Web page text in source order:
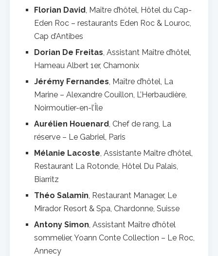
Florian David, Maître d’hôtel, Hôtel du Cap-
Eden Roc – restaurants Eden Roc & Louroc,
Cap d’Antibes
Dorian De Freitas, Assistant Maître d’hôtel,
Hameau Albert 1er, Chamonix
Jérémy Fernandes, Maître d’hôtel, La
Marine – Alexandre Couillon, L’Herbaudière,
Noirmoutier-en-l’Île
Aurélien Houenard, Chef de rang, La
réserve – Le Gabriel, Paris
Mélanie Lacoste, Assistante Maître d’hôtel,
Restaurant La Rotonde, Hôtel Du Palais,
Biarritz
Théo Salamin, Restaurant Manager, Le
Mirador Resort & Spa, Chardonne, Suisse
Antony Simon, Assistant Maître d’hôtel
sommelier, Yoann Conte Collection – Le Roc,
Annecy